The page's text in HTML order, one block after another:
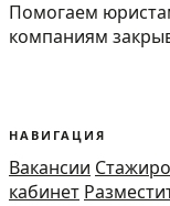
Помогаем
компаниям
НАВИГАЦИЯ
Вакансии
кабинет